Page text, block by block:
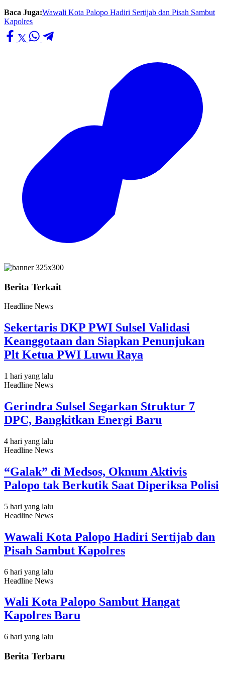
Baca Juga:Wawali Kota Palopo Hadiri Sertijab dan Pisah Sambut
Kapolres
Berita Terkait
Headline News
Sekertaris DKP PWI Sulsel Validasi
Keanggotaan dan Siapkan Penunjukan
Plt Ketua PWI Luwu Raya
1 hari yang lalu
Headline News
Gerindra Sulsel Segarkan Struktur 7
DPC, Bangkitkan Energi Baru
4 hari yang lalu
Headline News
“Galak” di Medsos, Oknum Aktivis
Palopo tak Berkutik Saat Diperiksa Polisi
5 hari yang lalu
Headline News
Wawali Kota Palopo Hadiri Sertijab dan
Pisah Sambut Kapolres
6 hari yang lalu
Headline News
Wali Kota Palopo Sambut Hangat
Kapolres Baru
6 hari yang lalu
Berita Terbaru